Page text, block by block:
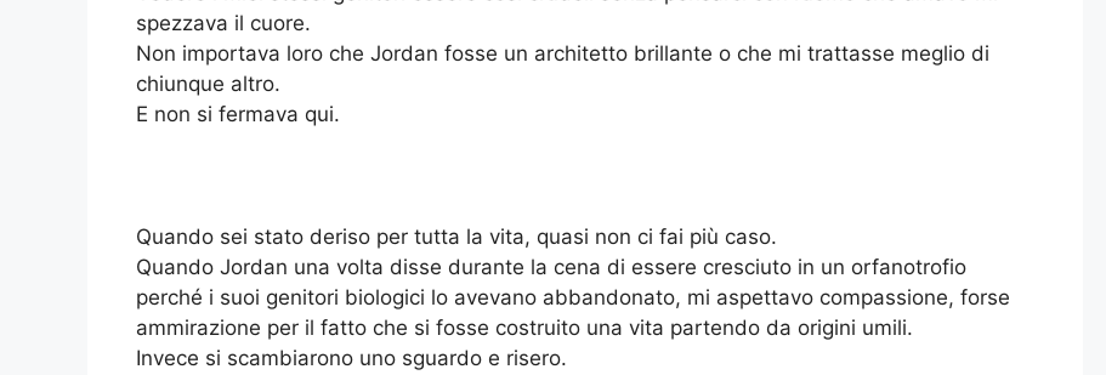
spezzava il cuore.
Non importava loro che Jordan fosse un architetto brillante o che mi trattasse meglio di
chiunque altro.
E non si fermava qui.
Quando sei stato deriso per tutta la vita, quasi non ci fai più caso.
Quando Jordan una volta disse durante la cena di essere cresciuto in un orfanotrofio
perché i suoi genitori biologici lo avevano abbandonato, mi aspettavo compassione, forse
ammirazione per il fatto che si fosse costruito una vita partendo da origini umili.
Invece si scambiarono uno sguardo e risero.